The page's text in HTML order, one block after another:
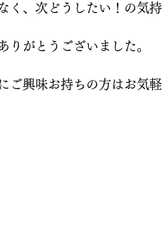
く、次どうしたい！の気
りがとうございました。
ご興味お持ちの方はお気